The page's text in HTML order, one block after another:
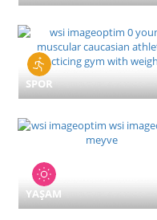
SPOR
YAŞAM